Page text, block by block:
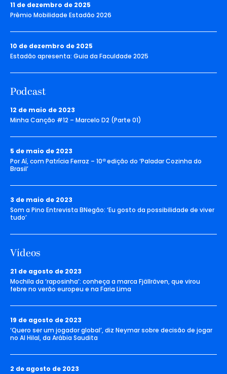
11 de dezembro de 2025
Prêmio Mobilidade Estadão 2026
10 de dezembro de 2025
Estadão apresenta: Guia da Faculdade 2025
Podcast
12 de maio de 2023
Minha Canção #12 – Marcelo D2 (Parte 01)
5 de maio de 2023
Por Aí, com Patrícia Ferraz – 10ª edição do ‘Paladar Cozinha do
Brasil’
3 de maio de 2023
Som a Pino Entrevista BNegão: ‘Eu gosto da possibilidade de viver
tudo’
Vídeos
21 de agosto de 2023
Mochila da ‘raposinha’: conheça a marca Fjällräven, que virou
febre no verão europeu e na Faria Lima
19 de agosto de 2023
‘Quero ser um jogador global’, diz Neymar sobre decisão de jogar
no Al Hilal, da Arábia Saudita
2 de agosto de 2023